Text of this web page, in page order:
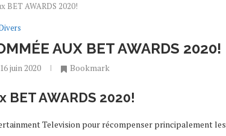
BET AWARDS 2020!
AUX BET AWARDS 2020!
16 juin 2020 Bookmark
AWARDS 2020!
Television pour récompenser principalement les